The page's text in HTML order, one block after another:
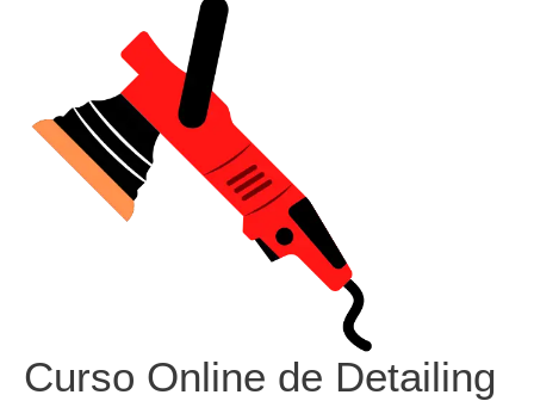
Curso Online de Detailing